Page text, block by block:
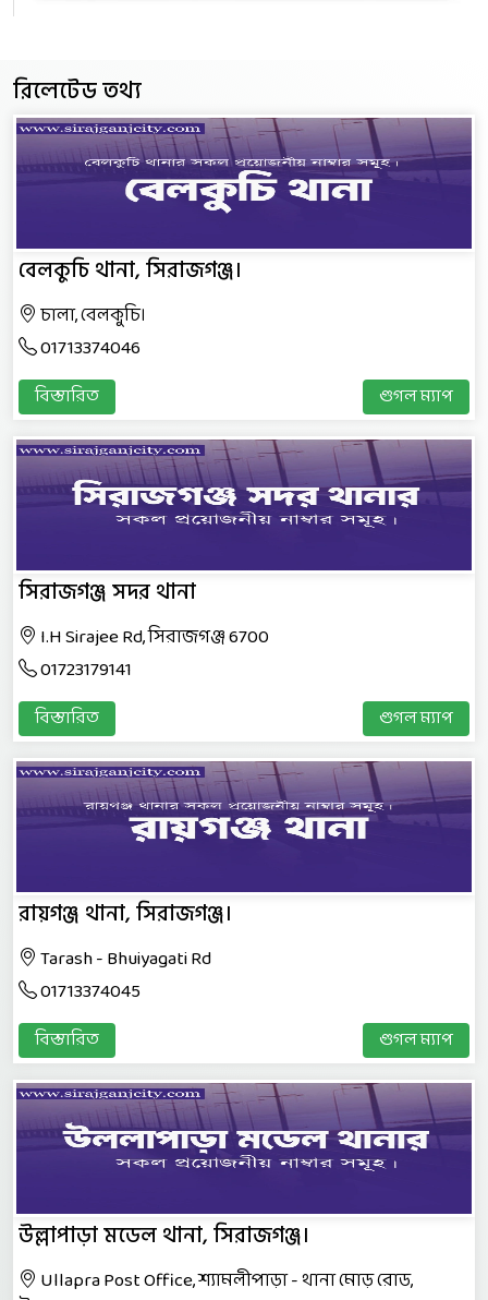
রিলেটেড তথ্য
বেলকুচি থানা, সিরাজগঞ্জ।
চালা, বেলকুচি।
01713374046
বিস্তারিত গুগল ম্যাপ
সিরাজগঞ্জ সদর থানা
I.H Sirajee Rd, সিরাজগঞ্জ 6700
01723179141
বিস্তারিত গুগল ম্যাপ
রায়গঞ্জ থানা, সিরাজগঞ্জ।
Tarash - Bhuiyagati Rd
01713374045
বিস্তারিত গুগল ম্যাপ
উল্লাপাড়া মডেল থানা, সিরাজগঞ্জ।
Ullapra Post Office, শ্যামলীপাড়া - থানা মোড় রোড,